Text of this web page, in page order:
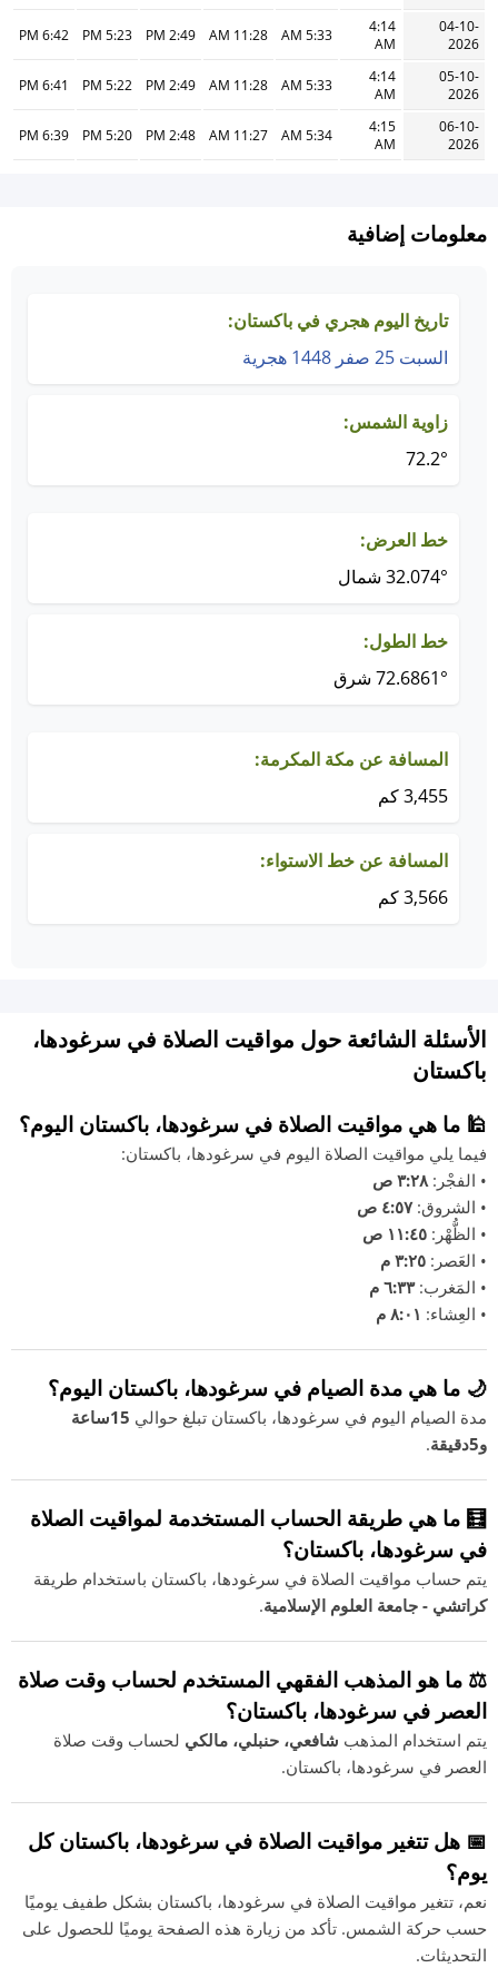
04-10-
2026
4:14
AM
5:33 AM
11:28 AM
2:49 PM
5:23 PM
6:42 PM
05-10-
2026
4:14
AM
5:33 AM
11:28 AM
2:49 PM
5:22 PM
6:41 PM
06-10-
2026
4:15
AM
5:34 AM
11:27 AM
2:48 PM
5:20 PM
6:39 PM
معلومات إضافية
تاريخ اليوم هجري في باكستان:
السبت 25 صفر 1448 هجرية
زاوية الشمس:
72.2°
خط العرض:
32.074° شمال
خط الطول:
72.6861° شرق
المسافة عن مكة المكرمة:
3,455 كم
المسافة عن خط الاستواء:
3,566 كم
الأسئلة الشائعة حول مواقيت الصلاة في سرغودها،
باكستان
🕌 ما هي مواقيت الصلاة في سرغودها، باكستان اليوم؟
فيما يلي مواقيت الصلاة اليوم في سرغودها، باكستان:
• الفجْر:٣:٢٨ ص
• الشروق:٤:٥٧ ص
• الظُّهْر: ١١:٤٥ ص
• العَصر: ٣:٢٥ م
• المَغرب:٦:٣٣ م
• العِشاء: ٨:٠١ م
🌙 ما هي مدة الصيام في سرغودها، باكستان اليوم؟
مدة الصيام اليوم في سرغودها، باكستان تبلغ حوالي
15ساعة
و5دقيقة
.
🧮 ما هي طريقة الحساب المستخدمة لمواقيت الصلاة
في سرغودها، باكستان؟
يتم حساب مواقيت الصلاة في سرغودها، باكستان باستخدام طريقة
كراتشي - جامعة العلوم الإسلامية.
⚖️ ما هو المذهب الفقهي المستخدم لحساب وقت صلاة
العصر في سرغودها، باكستان؟
يتم استخدام المذهب شافعي، حنبلي، مالكي لحساب وقت صلاة
العصر في سرغودها، باكستان.
📅 هل تتغير مواقيت الصلاة في سرغودها، باكستان كل
يوم؟
نعم، تتغير مواقيت الصلاة في سرغودها، باكستان بشكل طفيف يوميًا
حسب حركة الشمس. تأكد من زيارة هذه الصفحة يوميًا للحصول على
التحديثات.